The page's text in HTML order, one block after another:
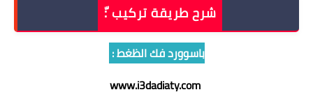
شرح طريقة تركيب :ّ
باسوورد فك الظغط :
www.i3dadiaty.com